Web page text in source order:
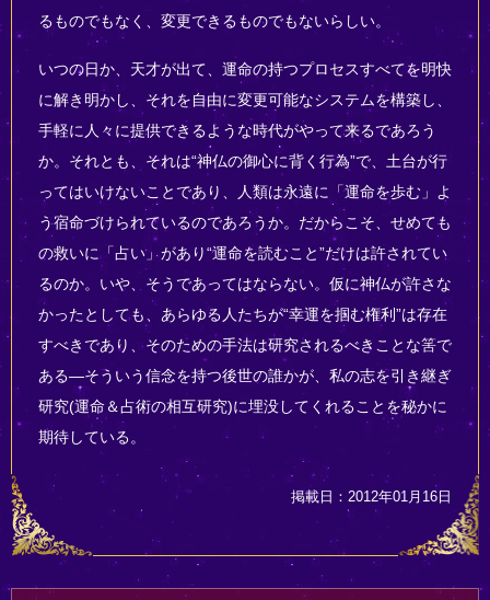
るものでもなく、変更できるものでもないらしい。
いつの日か、天才が出て、運命の持つプロセスすべてを明快
に解き明かし、それを自由に変更可能なシステムを構築し、
手軽に人々に提供できるような時代がやって来るであろう
か。それとも、それは“神仏の御心に背く行為”で、土台が行
ってはいけないことであり、人類は永遠に「運命を歩む」よ
う宿命づけられているのであろうか。だからこそ、せめても
の救いに「占い」があり“運命を読むこと”だけは許されてい
るのか。いや、そうであってはならない。仮に神仏が許さな
かったとしても、あらゆる人たちが“幸運を掴む権利”は存在
すべきであり、そのための手法は研究されるべきことな筈で
ある―そういう信念を持つ後世の誰かが、私の志を引き継ぎ
研究(運命＆占術の相互研究)に埋没してくれることを秘かに
期待している。
掲載日：2012年01月16日